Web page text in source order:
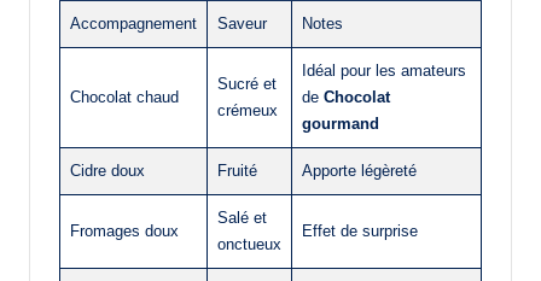
Accompagnement Saveur Notes
Chocolat chaud
Sucré et
crémeux
Idéal pour les amateurs
de Chocolat
gourmand
Cidre doux Fruité Apporte légèreté
Fromages doux
Salé et
onctueux
Effet de surprise